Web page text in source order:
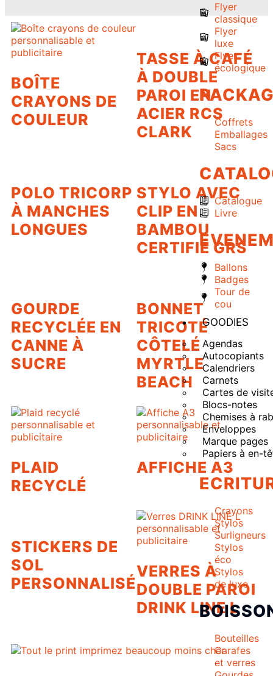
Flyer
classique
Flyer
luxe
Flyer
écologique
Coffrets
Emballages
Sacs
Catalogue
Livre
Ballons
Badges
Tour de
cou
GOODIES
Agendas
Autocopiants
Calendriers
Carnets
Cartes de
Blocs-notes
Chemises à
Enveloppes
Marque pages
Papiers à en-
Crayons
Stylos
Surligneurs
Stylos
éco
Stylos
de luxe
Bouteilles
Carafes
et verres
BOÎTE
CRAYONS DE
COULEUR
TASSE À CAFÉ
À DOUBLE
PAROI EN
ACIER RCS
CLARK
POLO TRICORP
À MANCHES
LONGUES
STYLO AVEC
CLIP EN
BAMBOU
CERTIFIÉ GRS
GOURDE
RECYCLÉE EN
CANNE À
SUCRE
BONNET
TRICOTÉ
CÔTELÉ
MYRTLE
BEACH
PLAID
RECYCLÉ
AFFICHE A3
STICKERS DE
SOL
PERSONNALISÉ
VERRES À
DOUBLE PAROI
DRINK LINE L